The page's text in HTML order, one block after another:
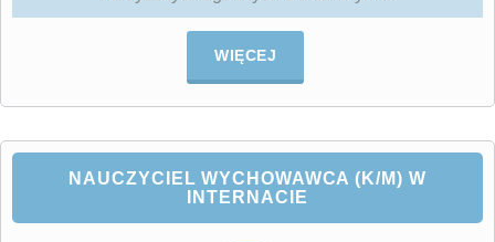
WIĘCEJ
NAUCZYCIEL WYCHOWAWCA (K/M) W
INTERNACIE